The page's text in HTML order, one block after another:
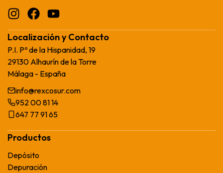
Localización y Contacto
P.I. Pº de la Hispanidad, 19
29130 Alhaurín de la Torre
Málaga - España
info@rexcosur.com
952 00 81 14
647 77 91 65
Productos
Depósito
Depuración